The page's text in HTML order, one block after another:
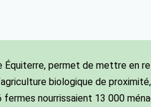
Équiterre, permet de mettre en
biologique de
nourrissaient 13 000